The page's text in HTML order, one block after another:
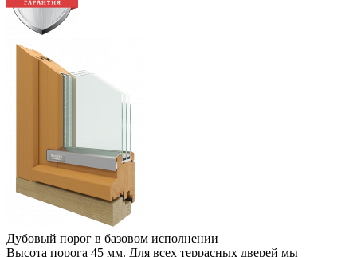
Дубовый порог в базовом исполнении
Высота порога 45 мм. Для всех террасных дверей мы